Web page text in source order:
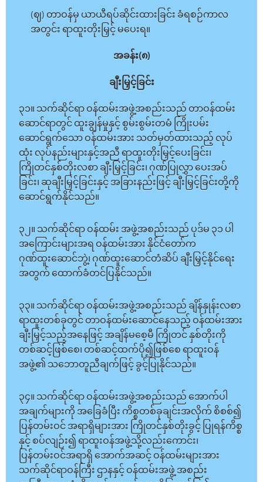
(ဈ) တာဝန်မှ ယာယီရပ်ဆိုင်းထားခြင်း ခံရစဉ်ကာလ
အတွင်း ရာထူးတိုးမြှင့် မပေးရ။
အခန်း(၈)
ချီးမြှင့်ခြင်း
၃၁။ သက်ဆိုင်ရာ ဝန်ထမ်းအဖွဲ့အစည်းသည် တာဝန်ထမ်း
ဆောင်ရာတွင် ထူးချွန်မှုနှင့် စွမ်းစွမ်းတမံ ကြိုးပမ်း
ဆောင်ရွက်သော ဝန်ထမ်းအား သတ်မှတ်ထားသည့် လုပ်
ထုံး လုပ်နည်းများနှင့်အညီ ရာထူးတိုးမြှင့်ပေးခြင်း၊
ကြိုတင်နှစ်တိုးလစာ ချီးမြှင့်ခြင်း၊ ဂုဏ်ပြုလွှာ ပေးအပ်
ခြင်း၊ ဆုချီးမြှင့်ခြင်းနှင့် အခြားနည်းဖြင့် ချီးမြှင့်ခြင်းတို့ကို
ဆောင်ရွက်နိုင်သည်။
၃၂။ သက်ဆိုင်ရာ ဝန်ထမ်း အဖွဲ့အစည်းသည် ပုဒ်မ ၃၁ ပါ
အကြောင်းများအရ ဝန်ထမ်းအား နိုင်ငံတော်က
ဂုဏ်ထူးဆောင်ဘွဲ့၊ ဂုဏ်ထူးဆောင်တံဆိပ် ချီးမြှင့်နိုင်ရေး
အတွက် ထောက်ခံတင်ပြနိုင်သည်။
၃၃။ သက်ဆိုင်ရာ ဝန်ထမ်းအဖွဲ့အစည်းသည် ချိန်နှုန်းလစာ
ရာထူးတစ်ခုတွင် တာဝန်ထမ်းဆောင်နေသည့် ဝန်ထမ်းအား
ချီးမြှင့်သည့်အနေဖြင့် အချိန်မစေ့မီ ကြိုတင် နှစ်တိုးကို
တစ်ဆင့်ဖြစ်စေ၊ တစ်ဆင့်ထက်ပို၍ဖြစ်စေ ရာထူးဝန်
အဖွဲ့၏ သဘောတူညီချက်ဖြင့် ခွင့်ပြုနိုင်သည်။
၃၄။ သက်ဆိုင်ရာ ဝန်ထမ်းအဖွဲ့အစည်းသည် အောက်ပါ
အချက်များကို အခြေခံပြီး ကိစ္စတစ်ခုချင်းအလိုက် စိစစ်၍
ပြန်တမ်းဝင် အရာရှိများအား ကြိုတင်နှစ်တိုးခွင့် ပြုရန်ကိစ္စ
နှင့် စပ်လျဉ်း၍ ရာထူးဝန်အဖွဲ့သို့လည်းကောင်း၊
ပြန်တမ်းဝင်အရာရှိ အောက်အဆင့် ဝန်ထမ်းများအား
သက်ဆိုင်ရာဝန်ကြီး ဌာနနှင့် ဝန်ထမ်းအဖွဲ့ အစည်း